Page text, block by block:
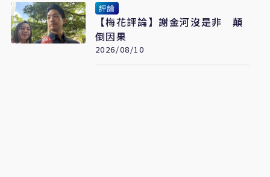
評論
【梅花評論】謝金河沒是非 顛
倒因果
2026/08/10